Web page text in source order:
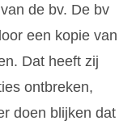
de bv. De bv
een kopie van
Dat heeft zij
ontbreken,
doen blijken dat